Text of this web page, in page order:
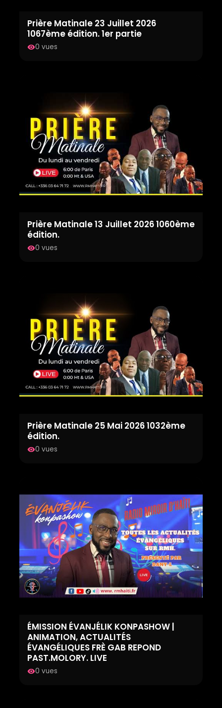
Prière Matinale 23 Juillet 2026
1067ème édition. 1er partie
visibility0 vues
Prière Matinale 13 Juillet 2026 1060ème
édition.
visibility0 vues
Prière Matinale 25 Mai 2026 1032ème
édition.
visibility0 vues
ÉMISSION ÉVANJÉLIK KONPASHOW |
ANIMATION, ACTUALITÉS
ÉVANGÉLIQUES FRÈ GAB REPOND
PAST.MOLORY. LIVE
visibility0 vues